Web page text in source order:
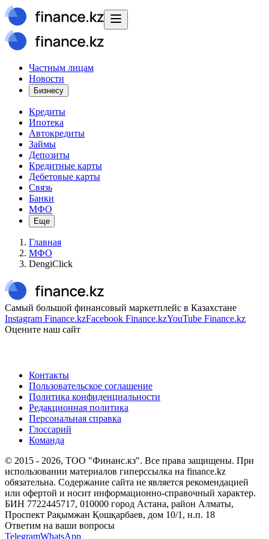
Частным лицам
Новости
Бизнесу
Кредиты
Ипотека
Автокредиты
Займы
Депозиты
Кредитные карты
Дебетовые карты
Связь
Банки
МФО
Еще
Главная
МФО
DengiClick
Самый большой финансовый маркетплейс в Казахстане
Instagram Finance.kzFacebook Finance.kzYouTube Finance.kz
Оцените наш сайт
Контакты
Пользовательское соглашение
Политика конфиденциальности
Редакционная политика
Персональная справка
Глоссарий
Команда
© 2015 - 2026, ТОО "Финанс.кз". Все права защищены. При
использовании материалов гиперссылка на finance.kz
обязательна. Содержание сайта не является рекомендацией
или офертой и носит информационно-справочный характер.
БИН 7722445717, 010000 город Астана, район Алматы,
Проспект Рақымжан Қошқарбаев, дом 10/1, н.п. 18
Ответим на ваши вопросы
TelegramWhatsApp